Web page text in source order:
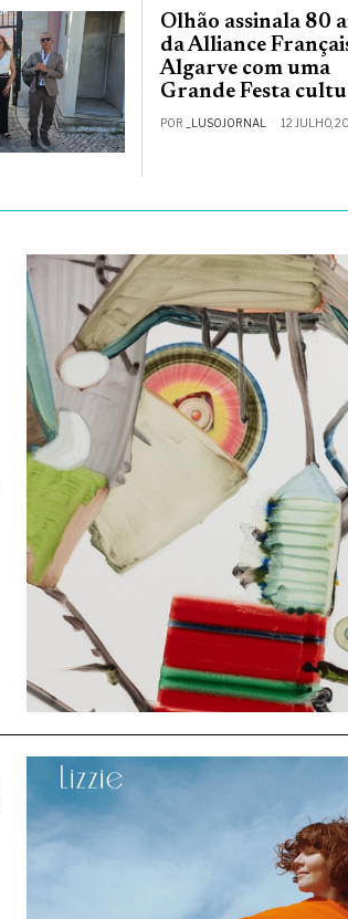
Olhão assinala 80
da Alliance
Algarve com uma
Grande Festa
POR _LUSOJORNAL 12 JULHO,